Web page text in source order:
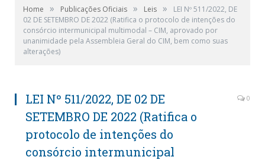
Home » Publicações Oficiais » Leis »
LEI Nº 511/2022, DE
02 DE SETEMBRO DE 2022 (Ratifica o protocolo de intenções do
consórcio intermunicipal multimodal – CIM, aprovado por
unanimidade pela Assembleia Geral do CIM, bem como suas
alterações)
LEI Nº 511/2022, DE 02 DE
SETEMBRO DE 2022 (Ratifica o
protocolo de intenções do
consórcio intermunicipal
0